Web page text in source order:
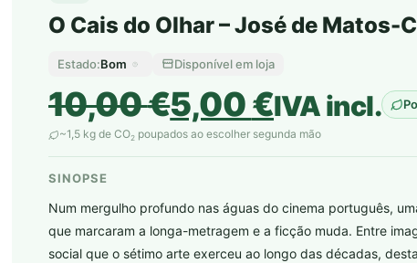
O Cais do Olhar – José de Matos-
Estado:Bom Disponível em loja
10,00€
O
preço
original
era:
10,00 €.
5,00€
O
preço
atual
é:
5,00 €.
IVA incl.
~1,5 kg de CO2 poupados ao escolher segunda mão
SINOPSE
Num mergulho profundo nas águas do cinema português,
que marcaram a longa-metragem e a ficção muda. Entre
social que o sétimo arte exerceu ao longo das décadas,